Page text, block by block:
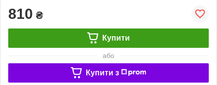
810 ₴
Купити
або
Купити з